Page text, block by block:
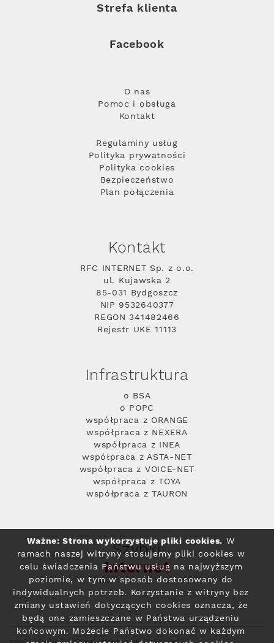
Strefa klienta
Facebook
O nas
Pomoc i obsługa
Kontakt
Regulaminy usług
Polityka prywatności
Polityka cookies
Bezpieczeństwo
Plan połączenia
Kontakt
RFC INTERNET Sp. z o.o.
ul. Kujawska 2
85-031 Bydgoszcz
NIP 9532640377
REGON 341482466
Rejestr UKE 11113
Infrastruktura
o BSA
o POPC
współpraca z ORANGE
współpraca z NEXERA
współpraca z INEA
współpraca z ASTA-NET
współpraca z VOICE-NET
współpraca z TOYA
współpraca z TAURON
Szybki
Internet
Ważne: Strona wykorzystuje pliki cookies. W
ramach naszej witryny stosujemy pliki cookies w
celu świadczenia Państwu usług na najwyższym
poziomie, w tym w sposób dostosowany do
indywidualnych potrzeb. Korzystanie z witryny bez
zmiany ustawień dotyczących cookies oznacza, że
będą one zamieszczane w Państwa urządzeniu
końcowym. Możecie Państwo dokonać w każdym